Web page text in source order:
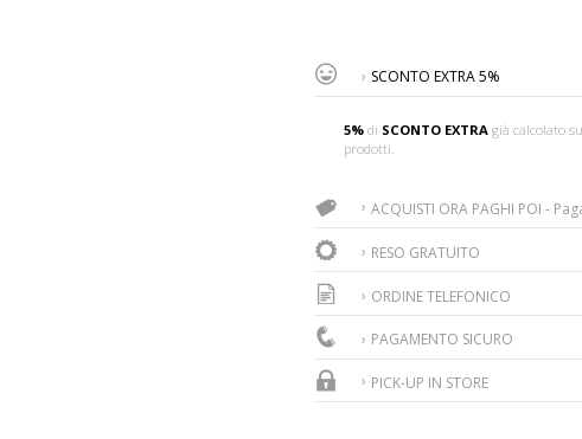
SCONTO EXTRA 5%
5%di SCONTO EXTRAgià calcolato
prodotti.
ACQUISTI ORA PAGHI POI -
RESO GRATUITO
ORDINE TELEFONICO
PAGAMENTO SICURO
PICK-UP IN STORE